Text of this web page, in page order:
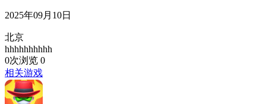
2025年09月10日
北京
hhhhhhhhhh
0次浏览 0
相关游戏